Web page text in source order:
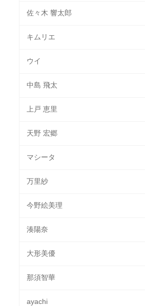
佐々木 響太郎
キムリエ
ウイ
中島 飛太
上戸 恵里
天野 宏郷
マシータ
万里紗
今野絵美理
湊陽奈
大形美優
那須智華
ayachi